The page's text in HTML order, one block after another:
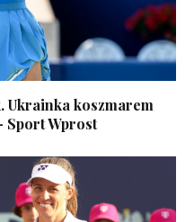
Ukrainka koszmarem
Sport Wprost